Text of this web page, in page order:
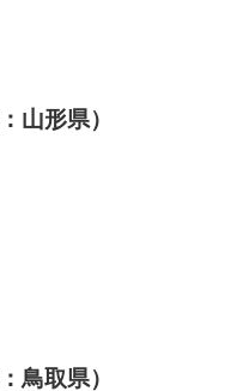
山形県）
鳥取県）